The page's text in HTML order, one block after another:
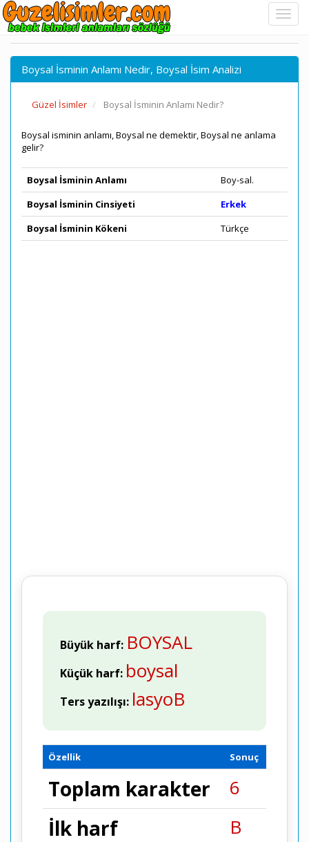
Boysal İsminin Anlamı Nedir, Boysal İsim Analizi
Güzel İsimler Boysal İsminin Anlamı Nedir?
Boysal isminin anlamı, Boysal ne demektir, Boysal ne anlama
gelir?
Boysal İsminin Anlamı
Boy-sal.
Boysal İsminin Cinsiyeti
Erkek
Boysal İsminin Kökeni
Türkçe
Büyük harf: BOYSAL
Küçük harf: boysal
Ters yazılışı: lasyoB
Özellik Sonuç
Toplam karakter 6
İlk harf B